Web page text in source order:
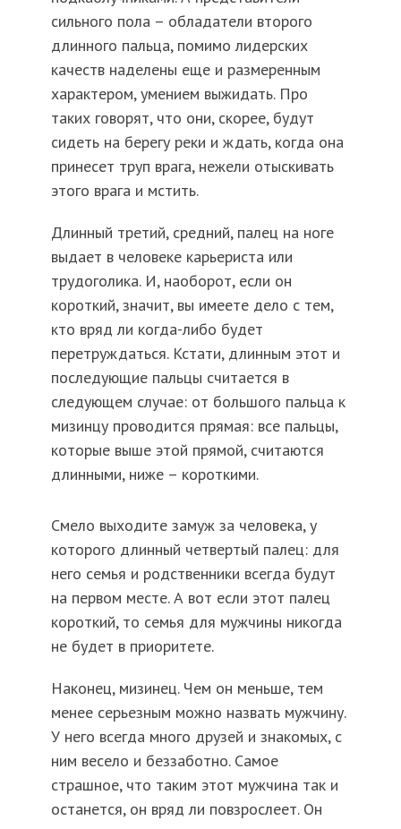
сильного пола – обладатели второго
длинного пальца, помимо лидерских
качеств наделены еще и размеренным
характером, умением выжидать. Про
таких говорят, что они, скорее, будут
сидеть на берегу реки и ждать, когда она
принесет труп врага, нежели отыскивать
этого врага и мстить.
Длинный третий, средний, палец на ноге
выдает в человеке карьериста или
трудоголика. И, наоборот, если он
короткий, значит, вы имеете дело с тем,
кто вряд ли когда-либо будет
перетруждаться. Кстати, длинным этот и
последующие пальцы считается в
следующем случае: от большого пальца к
мизинцу проводится прямая: все пальцы,
которые выше этой прямой, считаются
длинными, ниже – короткими.
Смело выходите замуж за человека, у
которого длинный четвертый палец: для
него семья и родственники всегда будут
на первом месте. А вот если этот палец
короткий, то семья для мужчины никогда
не будет в приоритете.
Наконец, мизинец. Чем он меньше, тем
менее серьезным можно назвать мужчину.
У него всегда много друзей и знакомых, с
ним весело и беззаботно. Самое
страшное, что таким этот мужчина так и
останется, он вряд ли повзрослеет. Он